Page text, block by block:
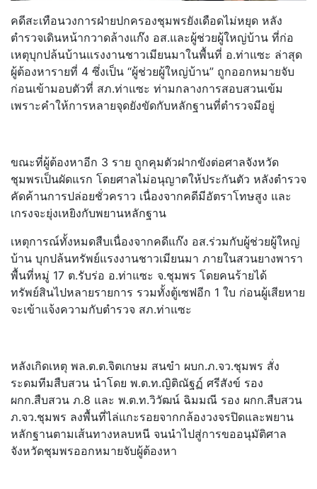
คดีสะเทือนวงการฝ่ายปกครองชุมพรยังเดือดไม่หยุด หลัง
ตำรวจเดินหน้ากวาดล้างแก๊ง อส.และผู้ช่วยผู้ใหญ่บ้าน ที่ก่อ
เหตุบุกปล้นบ้านแรงงานชาวเมียนมาในพื้นที่ อ.ท่าแซะ ล่าสุด
ผู้ต้องหารายที่ 4 ซึ่งเป็น “ผู้ช่วยผู้ใหญ่บ้าน” ถูกออกหมายจับ
ก่อนเข้ามอบตัวที่ สภ.ท่าแซะ ท่ามกลางการสอบสวนเข้ม
เพราะคำให้การหลายจุดยังขัดกับหลักฐานที่ตำรวจมีอยู่
ขณะที่ผู้ต้องหาอีก 3 ราย ถูกคุมตัวฝากขังต่อศาลจังหวัด
ชุมพรเป็นผัดแรก โดยศาลไม่อนุญาตให้ประกันตัว หลังตำรวจ
คัดค้านการปล่อยชั่วคราว เนื่องจากคดีมีอัตราโทษสูง และ
เกรงจะยุ่งเหยิงกับพยานหลักฐาน
เหตุการณ์ทั้งหมดสืบเนื่องจากคดีแก๊ง อส.ร่วมกับผู้ช่วยผู้ใหญ่
บ้าน บุกปล้นทรัพย์แรงงานชาวเมียนมา ภายในสวนยางพารา
พื้นที่หมู่ 17 ต.รับร่อ อ.ท่าแซะ จ.ชุมพร โดยคนร้ายได้
ทรัพย์สินไปหลายรายการ รวมทั้งตู้เซฟอีก 1 ใบ ก่อนผู้เสียหาย
จะเข้าแจ้งความกับตำรวจ สภ.ท่าแซะ
หลังเกิดเหตุ พล.ต.ต.จิตเกษม สนขำ ผบก.ภ.จว.ชุมพร สั่ง
ระดมทีมสืบสวน นำโดย พ.ต.ท.ญิติณัฐฏ์ ศรีสังข์ รอง
ผกก.สืบสวน ภ.8 และ พ.ต.ท.วิวัฒน์ ฉิมมณี รอง ผกก.สืบสวน
ภ.จว.ชุมพร ลงพื้นที่ไล่แกะรอยจากกล้องวงจรปิดและพยาน
หลักฐานตามเส้นทางหลบหนี จนนำไปสู่การขออนุมัติศาล
จังหวัดชุมพรออกหมายจับผู้ต้องหา